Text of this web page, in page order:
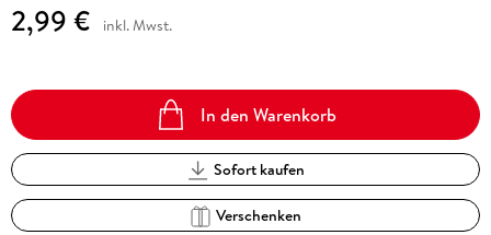
2,99 € inkl. Mwst.
In den Warenkorb
Sofort kaufen
Verschenken